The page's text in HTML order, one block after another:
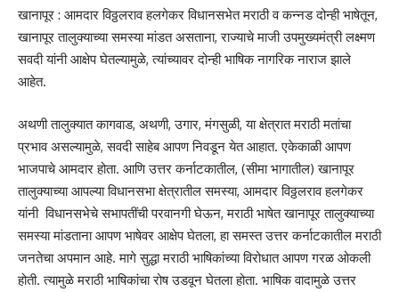
खानापूर : आमदार विठ्ठलराव हलगेकर विधानसभेत मराठी व कन्नड दोन्ही भाषेतून,
खानापूर तालुक्याच्या समस्या मांडत असताना, राज्याचे माजी उपमुख्यमंत्री लक्ष्मण
सवदी यांनी आक्षेप घेतल्यामुळे, त्यांच्यावर दोन्ही भाषिक नागरिक नाराज झाले
आहेत.
अथणी तालुक्यात कागवाड, अथणी, उगार, मंगसुळी, या क्षेत्रात मराठी मतांचा
प्रभाव असल्यामुळे, सवदी साहेब आपण निवडून येत आहात. एकेकाळी आपण
भाजपाचे आमदार होता. आणि उत्तर कर्नाटकातील, (सीमा भागातील) खानापूर
तालुक्याच्या आपल्या विधानसभा क्षेत्रातील समस्या, आमदार विठ्ठलराव हलगेकर
यांनी विधानसभेचे सभापतींची परवानगी घेऊन, मराठी भाषेत खानापूर तालुक्याच्या
समस्या मांडताना आपण भाषेवर आक्षेप घेतला, हा समस्त उत्तर कर्नाटकातील मराठी
जनतेचा अपमान आहे. मागे सुद्धा मराठी भाषिकांच्या विरोधात आपण गरळ ओकली
होती. त्यामुळे मराठी भाषिकांचा रोष उडवून घेतला होता. भाषिक वादामुळे उत्तर